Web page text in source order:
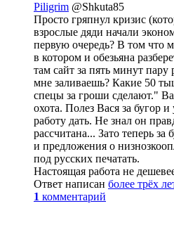
Piligrim @Shkuta85
Просто гряпнул кризис
взрослые дяди начали
первую очередь? В том что
в котором и обезьяна
там сайт за пять минут
мне заливаешь? Какие 50
спецы за гроши сделают."
охота. Полез Вася за бугор
работу дать. Не знал он
рассчитана... Зато теперь за
и предложения о
под русских печатать.
Настоящая работа не
Ответ написан более трёх
1 комментарий